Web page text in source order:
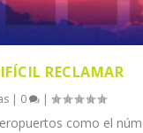
RECLAMAR
| 0 |
como el